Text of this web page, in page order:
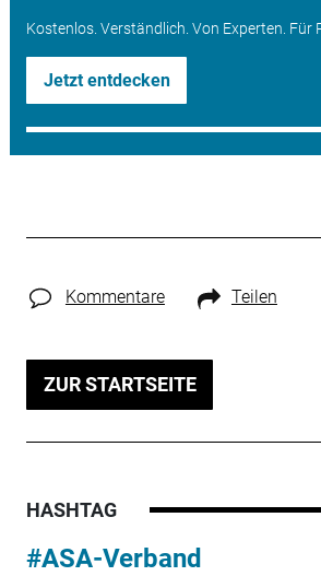
Kostenlos. Verständlich. Von Experten. Für
Jetzt entdecken
Kommentare Teilen
ZUR STARTSEITE
HASHTAG
#ASA-Verband